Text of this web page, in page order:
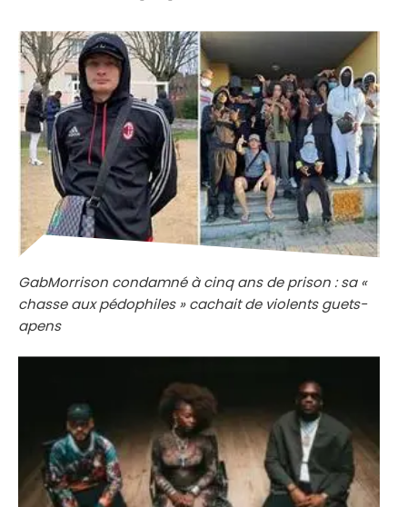
GabMorrison condamné à cinq ans de prison : sa «
chasse aux pédophiles » cachait de violents guets-
apens